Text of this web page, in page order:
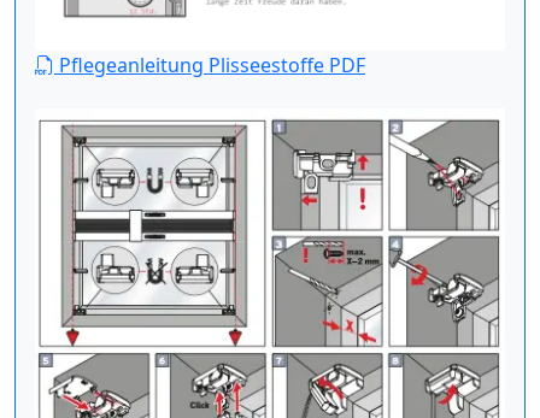
Pflegeanleitung Plisseestoffe PDF